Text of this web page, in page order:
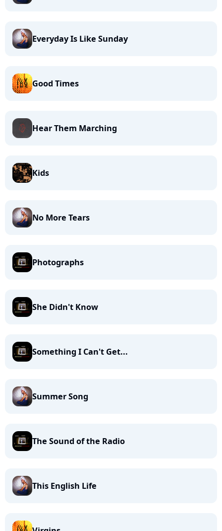
Everyday Is Like Sunday
Good Times
Hear Them Marching
Kids
No More Tears
Photographs
She Didn't Know
Something I Can't Get...
Summer Song
The Sound of the Radio
This English Life